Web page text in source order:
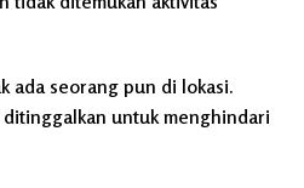
ada seorang pun di lokasi.
untuk menghindari